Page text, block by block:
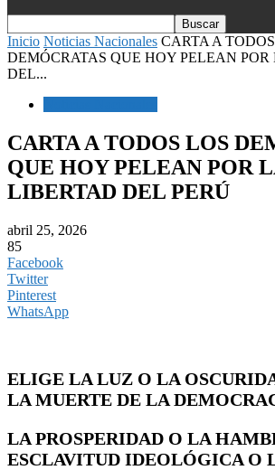
Inicio Noticias Nacionales CARTA A
DEMÓCRATAS QUE HOY PELEAN
DEL...
CARTA A TODOS LOS
QUE HOY PELEAN POR
LIBERTAD DEL PERÚ
abril 25, 2026
85
Facebook
Twitter
Pinterest
WhatsApp
ELIGE LA LUZ O LA
LA MUERTE DE LA
LA PROSPERIDAD O LA
ESCLAVITUD IDEOLÓGICA O